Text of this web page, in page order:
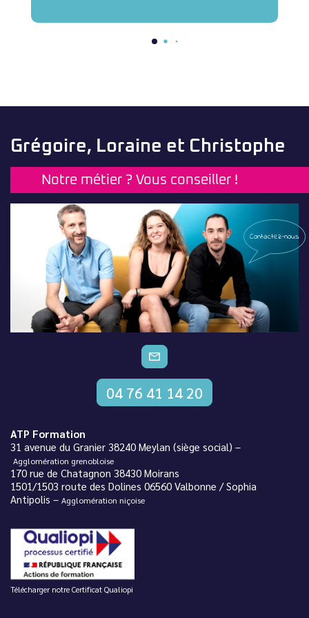
Grégoire, Loraine et Christophe
Notre métier ? Vous conseiller !
Contactez-nous
CONTACTEZ-NOUS
04 76 41 14 20
ATP Formation
31 avenue du Granier 38240 Meylan (siège social) –
Agglomération grenobloise
170 rue de Chatagnon 38430 Moirans
1501/1503 route des Dolines 06560 Valbonne / Sophia
Antipolis – Agglomération niçoise
Télécharger notre Certificat Qualiopi